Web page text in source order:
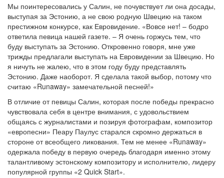
Мы поинтересовались у Салин, не почувствует ли она досады,
выступая за Эстонию, а не свою родную Швецию на таком
престижном конкурсе, как Евровидение. «Вовсе нет! – бодро
ответила певица нашей газете. – Я очень горжусь тем, что
буду выступать за Эстонию. Откровенно говоря, мне уже
трижды предлагали выступать на Евровидении за Швецию. Но
я ничуть не жалею, что в этом году буду представлять
Эстонию. Даже наоборот. Я сделала такой выбор, потому что
считаю «Runaway» замечательной песней!»
В отличие от певицы Салин, которая после победы прекрасно
чувствовала себя в центре внимания, с удовольствием
общаясь с журналистами и позируя фотографам, композитор
«европесни» Пеару Паулус старался скромно держаться в
стороне от всеобщего ликования. Тем не менее «Runaway»
одержала победу в первую очередь благодаря именно этому
талантливому эстонскому композитору и исполнителю, лидеру
популярной группы «2 Quick Start».